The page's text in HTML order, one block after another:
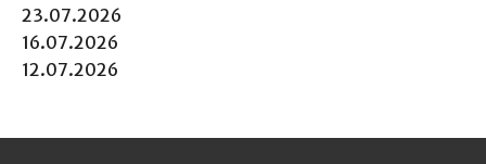
23.07.2026
16.07.2026
12.07.2026